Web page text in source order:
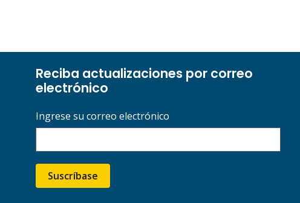
Reciba actualizaciones por correo
electrónico
Ingrese su correo electrónico
Suscríbase